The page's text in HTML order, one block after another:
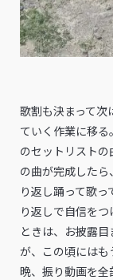
歌割も決まって次
ていく作業に移
のセットリスト
の曲が完成した
り返し踊って歌
り返しで自信を
ときは、お披露
が、この頃には
晩、振り動画を全